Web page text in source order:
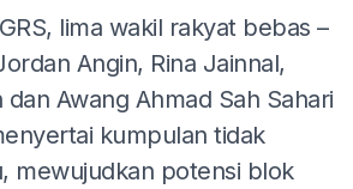
lima wakil rakyat bebas –
Angin, Rina Jainnal,
dan Awang Ahmad Sah Sahari
kumpulan tidak
mewujudkan potensi blok